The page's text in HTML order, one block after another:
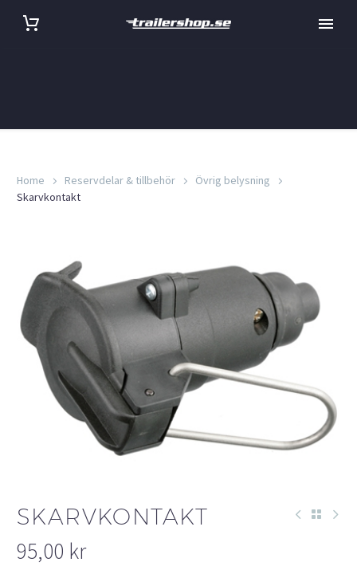
Home Reservdelar & tillbehör
Övrig belysning
Skarvkontakt
SKARVKONTAKT
95,00 kr